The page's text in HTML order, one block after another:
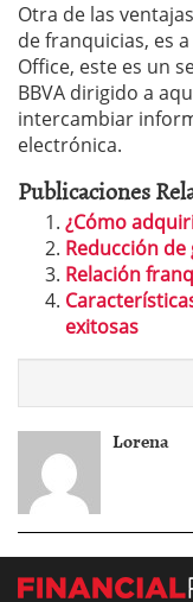
Otra de las
de franquicias, es
Office, este es un
BBVA dirigido a
intercambiar
electrónica.
Publicaciones
¿Cómo
Reducción
Relación
exitosas
Lorena